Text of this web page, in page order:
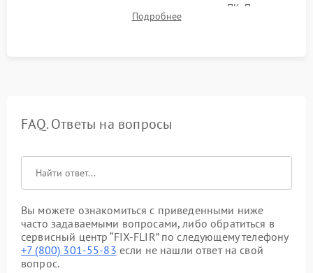
термограмм в память и передачи данных на ПК. Проверка
автономности работы и итоговый контроль качества.
Подробнее
FAQ. Ответы на вопросы
Вы можете ознакомиться с приведенными ниже
часто задаваемыми вопросами, либо обратиться в
сервисный центр “FIX-FLIR” по следующему телефону
+7 (800) 301-55-83 если не нашли ответ на свой
вопрос.